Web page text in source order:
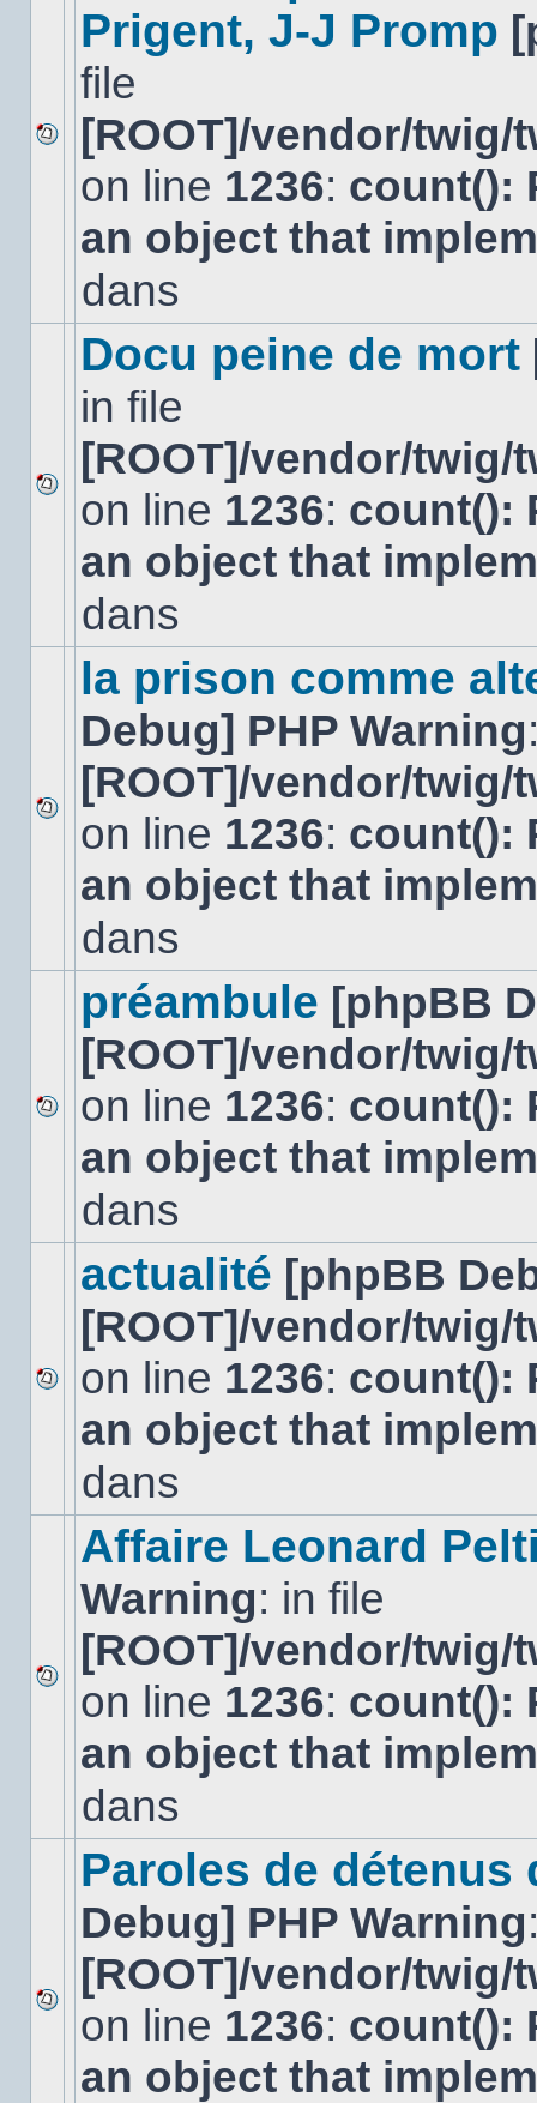
Aucun
nouveau
message
sujet.
Prigent, J-J Promp
file
[ROOT]/vendor/
on line 1236: count():
an object that
dans
Aucun
nouveau
message
non-
dans
sujet.
Docu peine de mort
in file
[ROOT]/vendor/
on line 1236: count():
an object that
dans
Aucun
nouveau
message
non-
dans
la prison comme
Debug] PHP Warning
[ROOT]/vendor/
on line 1236: count():
an object that
dans
Aucun
nouveau
message
sujet.
préambule [phpBB
[ROOT]/vendor/
on line 1236: count():
an object that
dans
Aucun
nouveau
message
sujet.
actualité [phpBB
[ROOT]/vendor/
on line 1236: count():
an object that
dans
Aucun
nouveau
message
non-
dans
Affaire Leonard
Warning: in file
[ROOT]/vendor/
on line 1236: count():
an object that
dans
Aucun
nouveau
message
non-
Paroles de détenus
Debug] PHP Warning
[ROOT]/vendor/
on line 1236: count():
an object that